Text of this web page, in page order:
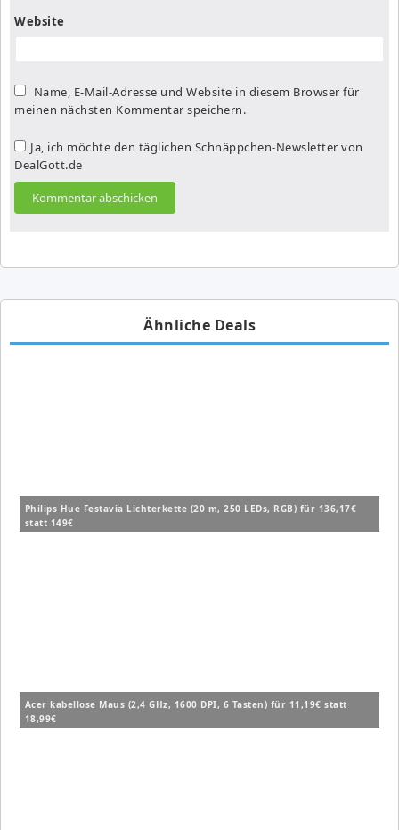
Website
Name, E-Mail-Adresse und Website in diesem Browser für
meinen nächsten Kommentar speichern.
Ja, ich möchte den täglichen Schnäppchen-Newsletter von
DealGott.de
Ähnliche Deals
Philips Hue Festavia Lichterkette (20 m, 250 LEDs, RGB) für 136,17€
statt 149€
Acer kabellose Maus (2,4 GHz, 1600 DPI, 6 Tasten) für 11,19€ statt
18,99€